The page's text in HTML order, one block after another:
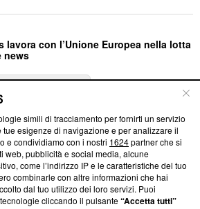
lavora con l’Unione Europea nella lotta
news
trasparenti su Blasting
editoriali e su come ci impegniamo a
Inoltre, afferma la nostra aderenza a
Integrity’Blasting News non è
ma ha richiesto di farne
ha ancora effettuato una verifica di
simili di tracciamento per fornirti un servizio
esigenze di navigazione e per analizzare il
e condividiamo con i nostri 1624partner che si
web, pubblicità e social media, alcune
come l’indirizzo IP e le caratteristiche del tuo
combinarle con altre informazioni che hai
dal tuo utilizzo dei loro servizi. Puoi
cliccando il pulsante“Accetta tutti”